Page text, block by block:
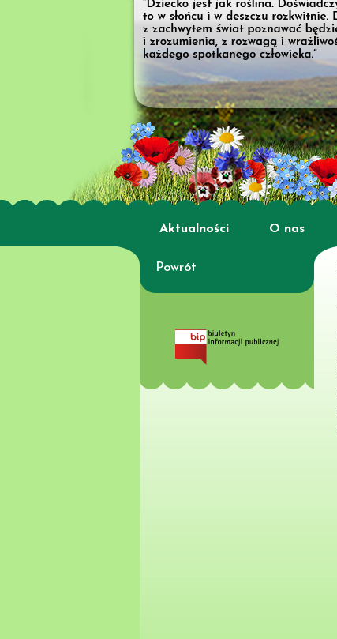
Aktualności O nas
Powrót